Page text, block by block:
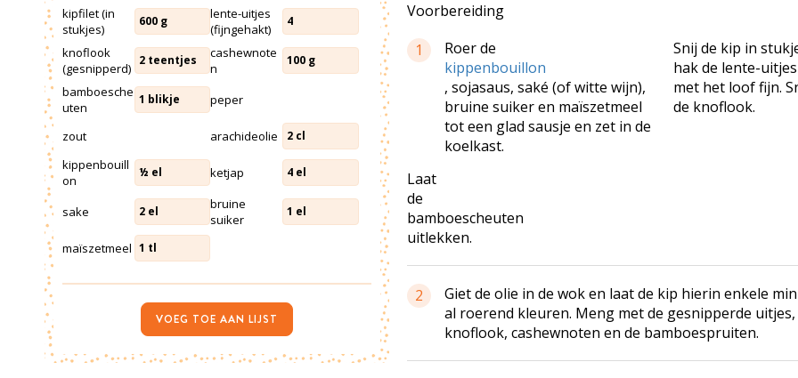
Voorbereiding
1
Roer de
kippenbouillon
, sojasaus, saké (of witte wijn),
bruine suiker en maïszetmeel
tot een glad sausje en zet in de
koelkast.
Snij de kip in
hak de lente-
met het loof fijn.
de knoflook.
Laat
de
bamboescheuten
uitlekken.
2
Giet de olie in de wok en laat de kip hierin enkele
al roerend kleuren. Meng met de gesnipperde uitjes,
knoflook, cashewnoten en de bamboespruiten.
kipfilet (in
stukjes)
600 g
lente-uitjes
(fijngehakt)
4
knoflook
(gesnipperd) 2 teentjes
cashewnote
n
100 g
bamboesche
uten
1 blikje peper
zout arachideolie 2 cl
kippenbouill
on
½ el ketjap 4 el
sake 2 el
bruine
suiker
1 el
maïszetmeel 1 tl
VOEG TOE AAN LIJST